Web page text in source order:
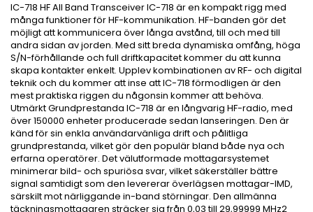
IC-718 HF All Band Transceiver IC-718 är en kompakt rigg med
många funktioner för HF-kommunikation. HF-banden gör det
möjligt att kommunicera över långa avstånd, till och med till
andra sidan av jorden. Med sitt breda dynamiska omfång, höga
S/N-förhållande och full driftkapacitet kommer du att kunna
skapa kontakter enkelt. Upplev kombinationen av RF- och digital
teknik och du kommer att inse att IC-718 förmodligen är den
mest praktiska riggen du någonsin kommer att behöva.
Utmärkt Grundprestanda IC-718 är en långvarig HF-radio, med
över 150000 enheter producerade sedan lanseringen. Den är
känd för sin enkla användarvänliga drift och pålitliga
grundprestanda, vilket gör den populär bland både nya och
erfarna operatörer. Det välutformade mottagarsystemet
minimerar bild- och spuriösa svar, vilket säkerställer bättre
signal samtidigt som den levererar överlägsen mottagar-IMD,
särskilt mot närliggande in-band störningar. Den allmänna
täckningsmottagaren sträcker sig från 0,03 till 29,99999 MHz2